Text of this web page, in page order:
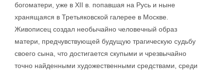
богоматери, уже в XII в. попавшая на Русь и ныне
хранящаяся в Третьяковской галерее в Москве.
Живописец создал необычайно человечный образ
матери, предчувствующей будущую трагическую судьбу
своего сына, что достигается скупыми и чрезвычайно
точно найденными художественными средствами, среди